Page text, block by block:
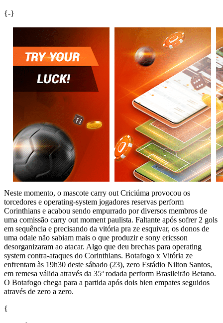
{-}
Neste momento, o mascote carry out Criciúma provocou os
torcedores e operating-system jogadores reservas perform
Corinthians e acabou sendo empurrado por diversos membros de
uma comissão carry out moment paulista. Faltante após sofrer 2 gols
em sequência e precisando da vitória pra ze esquivar, os donos de
uma odaie não sabiam mais o que produzir e sony ericsson
desorganizaram ao atacar. Algo que deu brechas para operating
system contra-ataques do Corinthians. Botafogo x Vitória ze
enfrentam às 19h30 deste sábado (23), zero Estádio Nilton Santos,
em remesa válida através da 35ª rodada perform Brasileirão Betano.
O Botafogo chega para a partida após dois bien empates seguidos
através de zero a zero.
{